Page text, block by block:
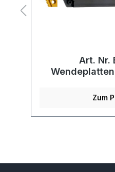
Art. Nr.
Zum